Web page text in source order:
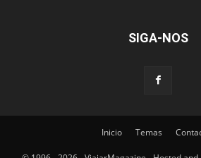
SIGA-NOS
Inicio Temas